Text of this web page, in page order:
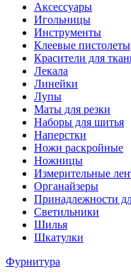
Аксессуары
Игольницы
Инструменты
Клеевые пистолеты
Красители для
Лекала
Линейки
Лупы
Маты для резки
Наборы для шитья
Наперстки
Ножи раскройные
Ножницы
Измерительные
Органайзеры
Принадлежности
Светильники
Шилья
Шкатулки
Фурнитура